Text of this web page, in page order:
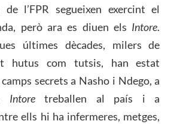
l’FPR segueixen exercint el
però ara es diuen els Intore.
últimes dècades, milers de
hutus com tutsis, han estat
secrets a Nasho i Ndego, a
Intoretreballen al país i a
ells hi ha infermeres, metges,